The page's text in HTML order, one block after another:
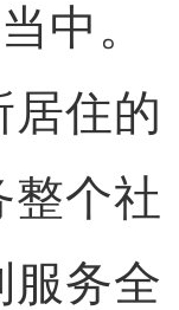
中。
居住的
整个社
服务全